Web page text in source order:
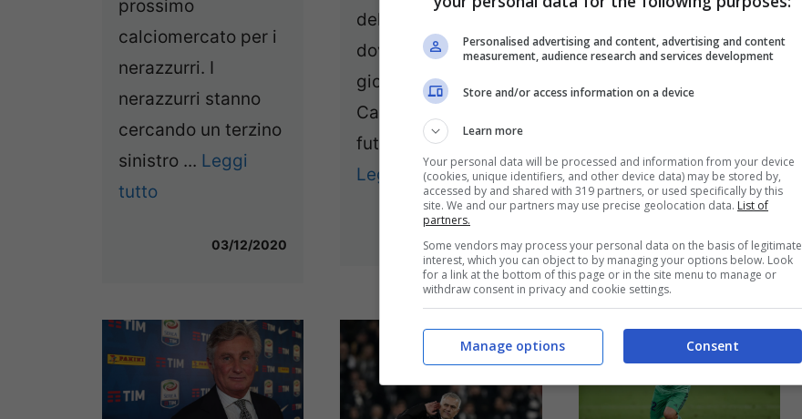
prossimo
calciomercato per i
nerazzurri. I
nerazzurri stanno
cercando un terzino
sinistro ... Leggi
tutto
03/12/2020
del danese, ecco
dove potrebbe
giocare
Calciomercato Inter:
futuro Eriksen, il ...
Leggi tutto
03/12/2020
fa pensando sia ai
prossimi innesti in
vista di gennaio e in
...Leggi tutto
Personalised advertising and content, advertising and content
measurement, audience research and services development
Store and/or access information on a device
Learn more
Your personal data will be processed and information from your device
(cookies, unique identifiers, and other device data) may be stored by,
accessed by and shared with 319 partners, or used specifically by this
site. We and our partners may use precise geolocation data. List of
partners.
Some vendors may process your personal data on the basis of legitimate
interest, which you can object to by managing your options below. Look
for a link at the bottom of this page or in the site menu to manage or
withdraw consent in privacy and cookie settings.
Consent
Manage options